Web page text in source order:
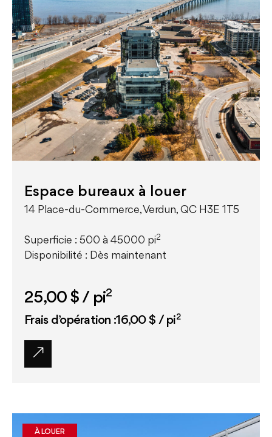
Espace bureaux à louer
14 Place-du-Commerce, Verdun, QC H3E 1T5
Superficie : 500 à 45000 pi2
Disponibilité : Dès maintenant
25,00 $/ pi2
Frais d’opération :16,00 $ / pi2
À LOUER